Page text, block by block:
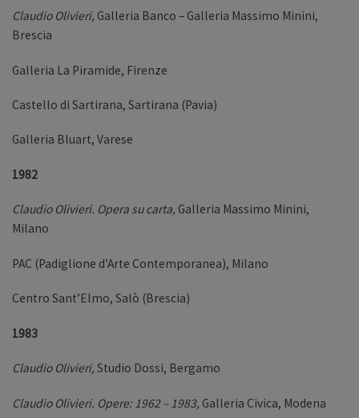
Claudio Olivieri, Galleria Banco – Galleria Massimo Minini,
Brescia
Galleria La Piramide, Firenze
Castello di Sartirana, Sartirana (Pavia)
Galleria Bluart, Varese
1982
Claudio Olivieri. Opera su carta, Galleria Massimo Minini,
Milano
PAC (Padiglione d’Arte Contemporanea), Milano
Centro Sant’Elmo, Salò (Brescia)
1983
Claudio Olivieri, Studio Dossi, Bergamo
Claudio Olivieri. Opere: 1962 – 1983, Galleria Civica, Modena